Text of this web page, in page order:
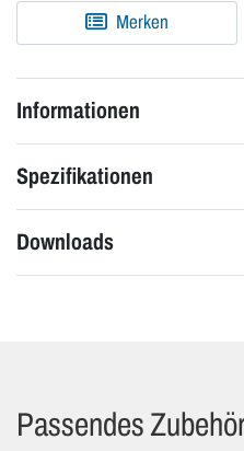
Merken
Informationen
Spezifikationen
Downloads
Passendes